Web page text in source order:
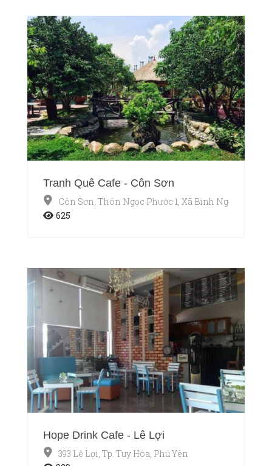
Tranh Quê Cafe - Côn Sơn
Côn Sơn, Thôn Ngọc Phước 1, Xã Bình Ngọc, Tp.
625
Hope Drink Cafe - Lê Lợi
393 Lê Lợi, Tp. Tuy Hòa, Phú Yên